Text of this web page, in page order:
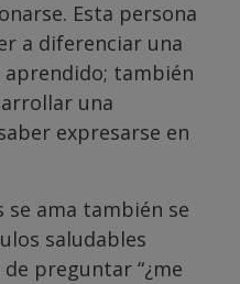
Esta persona
a diferenciar una
aprendido; también
una
expresarse en
ama también se
saludables
preguntar “¿me